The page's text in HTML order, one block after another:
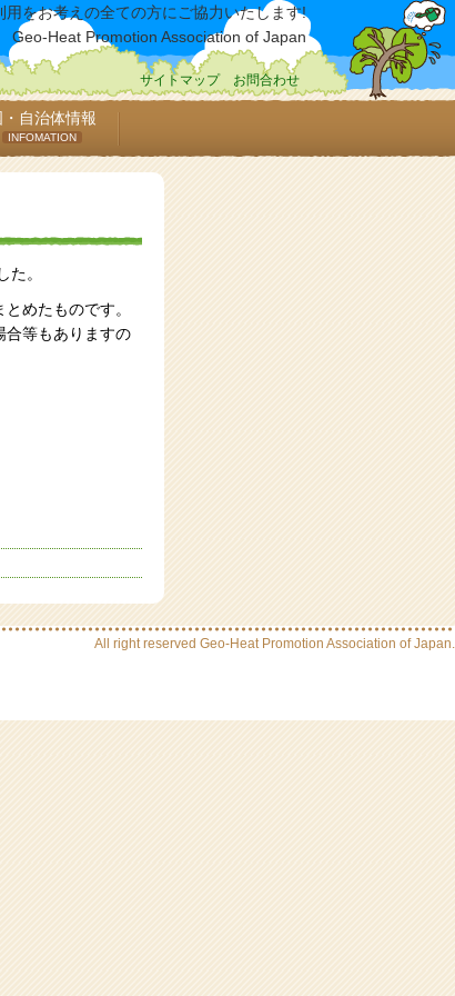
をお考えの全ての方にご協力いたします!
Geo-Heat Promotion Association of Japan
サイトマップ お問合わせ
・自治体情報
INFOMATION
た。
めたものです。
合等もありますの
All right reserved Geo-Heat Promotion Association of Japan.